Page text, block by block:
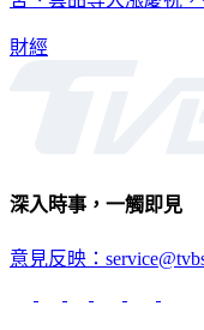
財經
深入時事，一觸即見
意見反映：